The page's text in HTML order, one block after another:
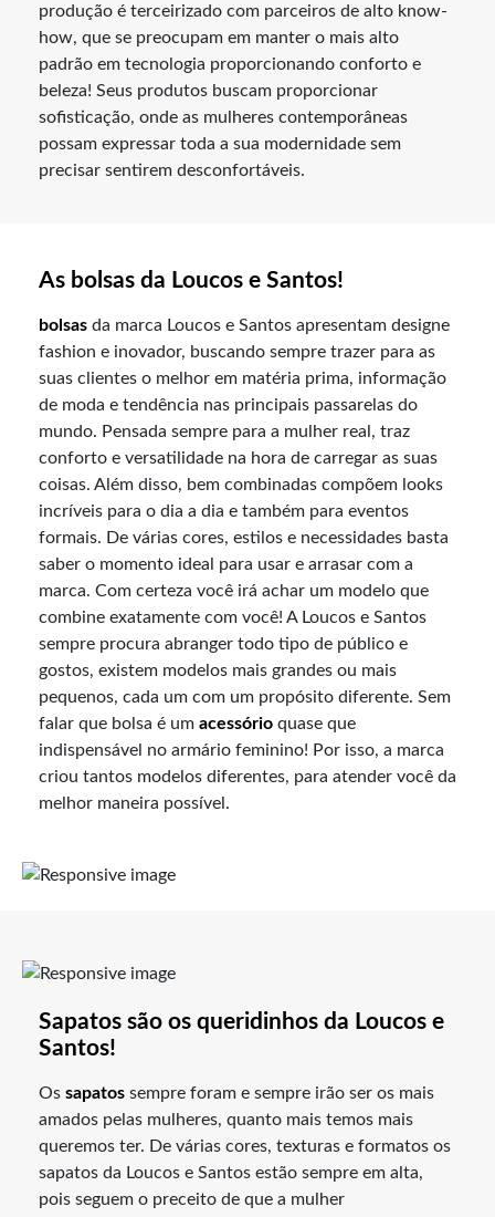
produção é terceirizado com parceiros de alto know-
how, que se preocupam em manter o mais alto
padrão em tecnologia proporcionando conforto e
beleza! Seus produtos buscam proporcionar
sofisticação, onde as mulheres contemporâneas
possam expressar toda a sua modernidade sem
precisar sentirem desconfortáveis.
As bolsas da Loucos e Santos!
bolsas da marca Loucos e Santos apresentam designe
fashion e inovador, buscando sempre trazer para as
suas clientes o melhor em matéria prima, informação
de moda e tendência nas principais passarelas do
mundo. Pensada sempre para a mulher real, traz
conforto e versatilidade na hora de carregar as suas
coisas. Além disso, bem combinadas compõem looks
incríveis para o dia a dia e também para eventos
formais. De várias cores, estilos e necessidades basta
saber o momento ideal para usar e arrasar com a
marca. Com certeza você irá achar um modelo que
combine exatamente com você! A Loucos e Santos
sempre procura abranger todo tipo de público e
gostos, existem modelos mais grandes ou mais
pequenos, cada um com um propósito diferente. Sem
falar que bolsa é um acessório quase que
indispensável no armário feminino! Por isso, a marca
criou tantos modelos diferentes, para atender você da
melhor maneira possível.
Sapatos são os queridinhos da Loucos e
Santos!
Os sapatos sempre foram e sempre irão ser os mais
amados pelas mulheres, quanto mais temos mais
queremos ter. De várias cores, texturas e formatos os
sapatos da Loucos e Santos estão sempre em alta,
pois seguem o preceito de que a mulher